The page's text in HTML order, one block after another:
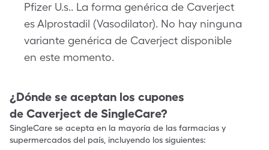
Pfizer U.s.. La forma genérica de Caverject
es Alprostadil (Vasodilator). No hay ninguna
variante genérica de Caverject disponible
en este momento.
¿Dónde se aceptan los cupones
de Caverject de SingleCare?
SingleCare se acepta en la mayoría de las farmacias y
supermercados del país, incluyendo los siguientes: